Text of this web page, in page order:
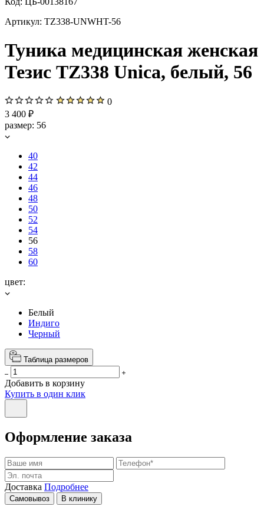
Артикул: TZ338-UNWHT-56
Туника медицинская женская
Тезис TZ338 Unica, белый, 56
0
3 400 ₽
размер: 56
40
42
44
46
48
50
52
54
56
58
60
цвет:
Белый
Индиго
Черный
Таблица размеров
Добавить в корзину
Купить в один клик
Оформление заказа
Доставка Подробнее
Самовывоз В клинику